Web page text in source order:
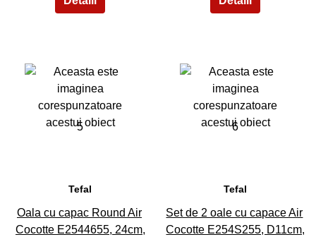
5
Tefal
Oala cu capac Round Air
Cocotte E2544655, 24cm,
6
Tefal
Set de 2 oale cu capace Air
Cocotte E254S255, D11cm,